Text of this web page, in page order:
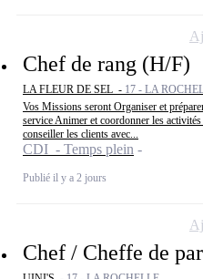
Chef de rang (H/F)
LA FLEUR DE SEL - 17 - LA
Vos Missions seront Organiser et
service Animer et coordonner les
conseiller les clients avec...
CDI - Temps plein
Publié il y a 2 jours
Chef / Cheffe de